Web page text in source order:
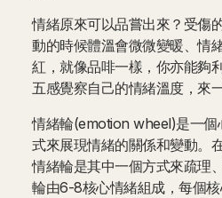
情緒原來可以品嘗出來？受傷
動的時候體溫會微微變暖、情
紅，就像品啡一樣，你亦能夠
五感覺察自己的情緒溫度，來
情緒輪(emotion wheel)是一個
式來展現情緒的關係和變動。
情緒輪是其中一個方式來疏理
輪由6-8核心情緒組成，每個